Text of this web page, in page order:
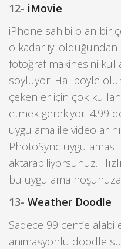
12- iMovie
iPhone sahibi olan bir
o kadar iyi
fotoğraf makinesini
söylüyor. Hal böyle
çekenler için çok
etmek gerekiyor. 4.99
uygulama ile
PhotoSync uygulaması
aktarabiliyorsunuz.
bu uygulama
13- Weather Doodle
Sadece 99 cent’e
animasyonlu doodle